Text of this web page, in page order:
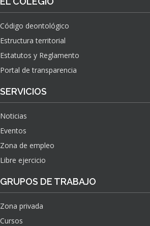
Código deontológico
Estructura territorial
Estatutos y Reglamento
Portal de transparencia
SERVICIOS
Noticias
Eventos
Zona de empleo
Libre ejercicio
GRUPOS DE TRABAJO
Zona privada
Cursos